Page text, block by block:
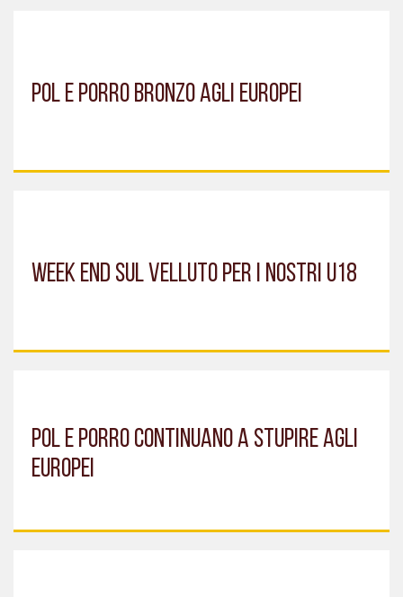
POL E PORRO BRONZO AGLI EUROPEI
WEEK END SUL VELLUTO PER I NOSTRI U18
POL E PORRO CONTINUANO A STUPIRE AGLI
EUROPEI